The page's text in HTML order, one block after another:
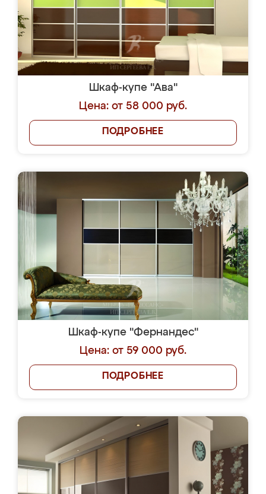
Шкаф-купе "Ава"
Цена: от 58 000 руб.
ПОДРОБНЕЕ
Шкаф-купе "Фернандес"
Цена: от 59 000 руб.
ПОДРОБНЕЕ